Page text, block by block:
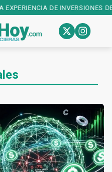
DE INVERSIONES DE